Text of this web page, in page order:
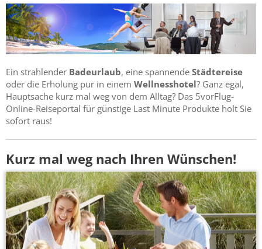
Ein strahlender Badeurlaub, eine spannende Städtereise
oder die Erholung pur in einem Wellnesshotel? Ganz egal,
Hauptsache kurz mal weg von dem Alltag? Das 5vorFlug-
Online-Reiseportal für günstige Last Minute Produkte holt Sie
sofort raus!
Kurz mal weg nach Ihren Wünschen!